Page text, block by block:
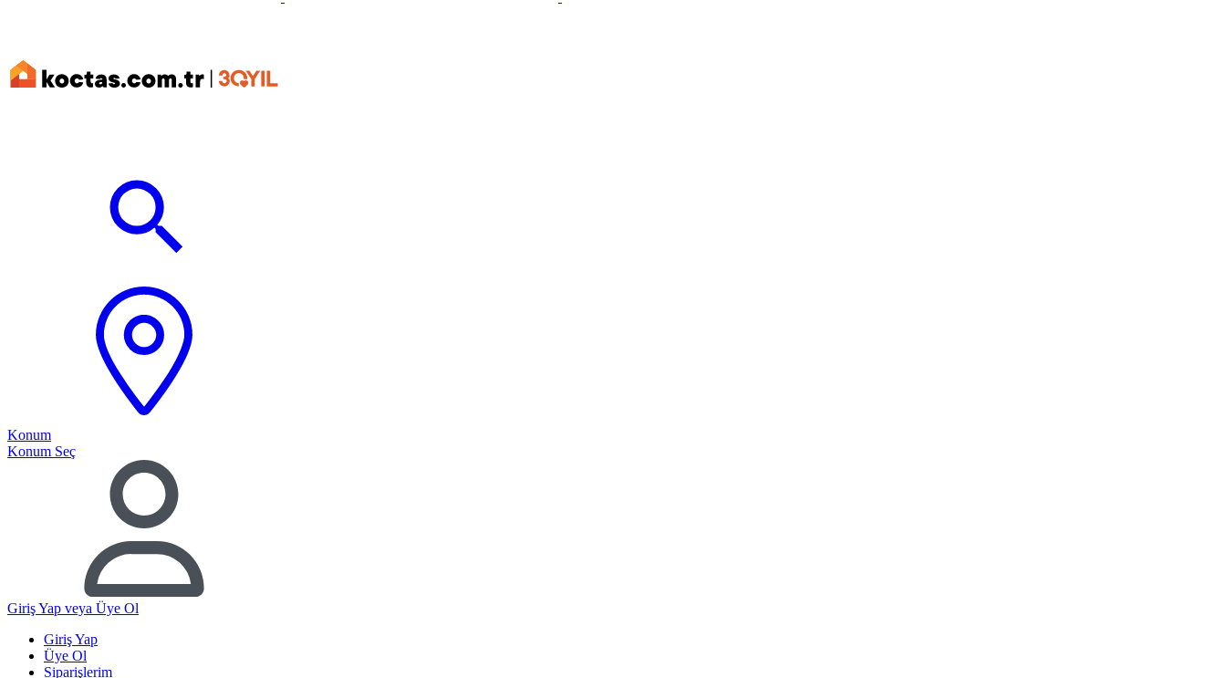
Konum
Konum Seç
Giriş Yap veya Üye Ol
Giriş Yap
Üye Ol
Siparişlerim